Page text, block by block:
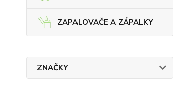
ZAPALOVAČE A ZÁPALKY
ZNAČKY